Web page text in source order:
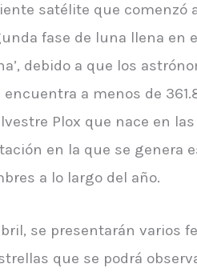
satélite que
fase de luna llena en
debido a que los
a menos de
Plox que nace en
en la que se genera
a lo largo del año.
se presentarán varios
que se podrá